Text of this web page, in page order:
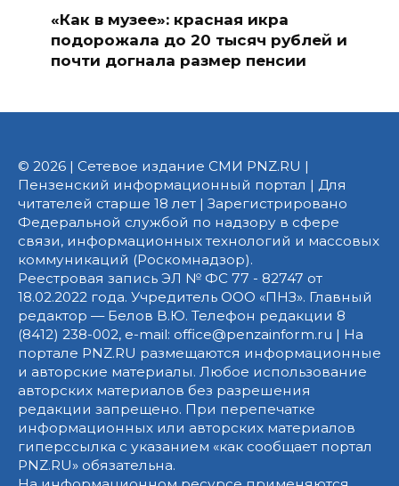
«Как в музее»: красная икра
подорожала до 20 тысяч рублей и
почти догнала размер пенсии
© 2026 | Сетевое издание СМИ PNZ.RU |
Пензенский информационный портал | Для
читателей старше 18 лет | Зарегистрировано
Федеральной службой по надзору в сфере
связи, информационных технологий и массовых
коммуникаций (Роскомнадзор).
Реестровая запись ЭЛ № ФС 77 - 82747 от
18.02.2022 года. Учредитель ООО «ПНЗ». Главный
редактор — Белов В.Ю. Телефон редакции 8
(8412) 238-002, e-mail: office@penzainform.ru | На
портале PNZ.RU размещаются информационные
и авторские материалы. Любое использование
авторских материалов без разрешения
редакции запрещено. При перепечатке
информационных или авторских материалов
гиперссылка с указанием «как сообщает портал
PNZ.RU» обязательна.